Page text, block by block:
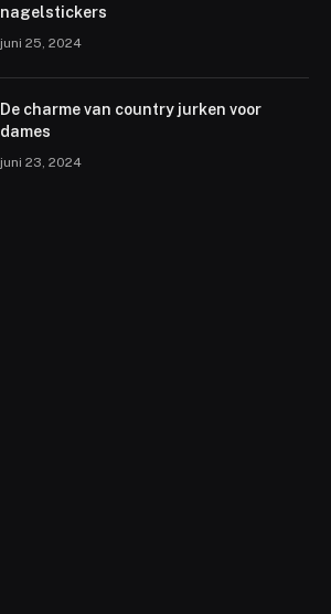
nagelstickers
juni 25, 2024
De charme van country jurken voor
dames
juni 23, 2024